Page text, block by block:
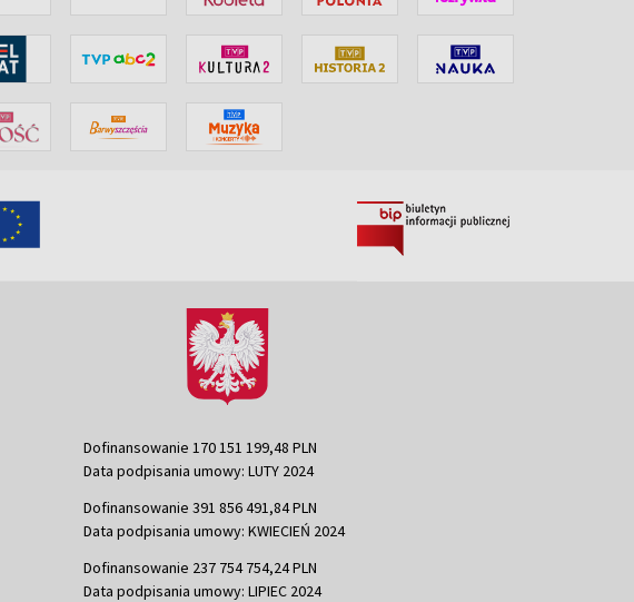
Dofinansowanie 170 151 199,48 PLN
Data podpisania umowy: LUTY 2024
Dofinansowanie 391 856 491,84 PLN
Data podpisania umowy: KWIECIEŃ 2024
Dofinansowanie 237 754 754,24 PLN
Data podpisania umowy: LIPIEC 2024